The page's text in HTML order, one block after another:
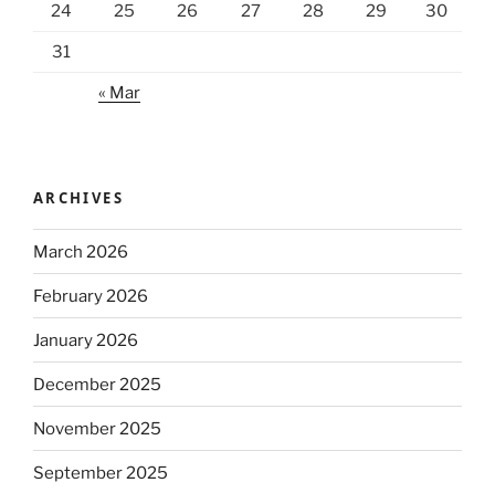
24 25 26 27 28 29 30
31
« Mar
ARCHIVES
March 2026
February 2026
January 2026
December 2025
November 2025
September 2025